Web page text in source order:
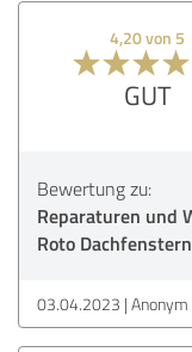
4,20 von 5
GUT
Bewertung zu:
Reparaturen und
Roto
03.04.2023 Anonym